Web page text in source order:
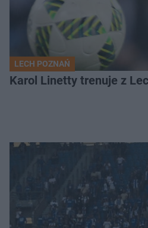
LECH POZNAŃ
Karol Linetty trenuje z